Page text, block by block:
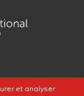
et analyser